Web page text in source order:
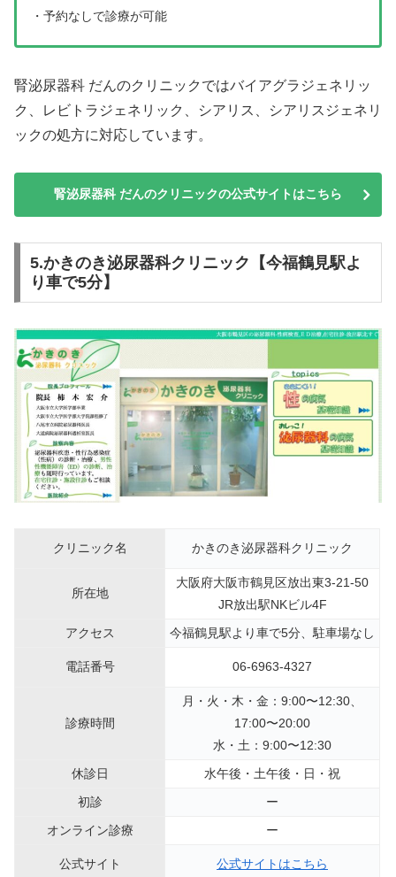
・予約なしで診療が可能
腎泌尿器科 だんのクリニックではバイアグラジェネリッ
ク、レビトラジェネリック、シアリス、シアリスジェネリ
ックの処方に対応しています。
腎泌尿器科 だんのクリニックの公式サイトはこちら
5.かきのき泌尿器科クリニック【今福鶴見駅よ
り車で5分】
クリニック名 かきのき泌尿器科クリニック
所在地
大阪府大阪市鶴見区放出東3-21-50
JR放出駅NKビル4F
アクセス
今福鶴見駅より車で5分、駐車場なし
電話番号 06-6963-4327
診療時間
月・火・木・金：9:00〜12:30、
17:00〜20:00
水・土：9:00〜12:30
休診日
水午後・土午後・日・祝
初診
ー
オンライン診療
ー
公式サイト 公式サイトはこちら